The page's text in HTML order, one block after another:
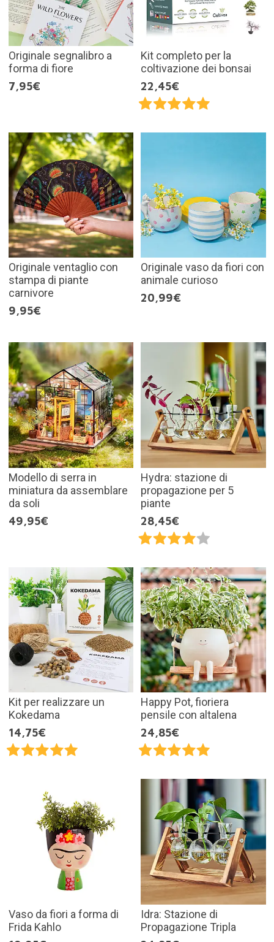
Originale segnalibro a
forma di fiore
7,95€
Kit completo per la
coltivazione dei bonsai
22,45€
Originale ventaglio con
stampa di piante
carnivore
9,95€
Originale vaso da fiori con
animale curioso
20,99€
Modello di serra in
miniatura da assemblare
da soli
49,95€
Hydra: stazione di
propagazione per 5
piante
28,45€
Kit per realizzare un
Kokedama
14,75€
Happy Pot, fioriera
pensile con altalena
24,85€
Vaso da fiori a forma di
Frida Kahlo
Idra: Stazione di
Propagazione Tripla